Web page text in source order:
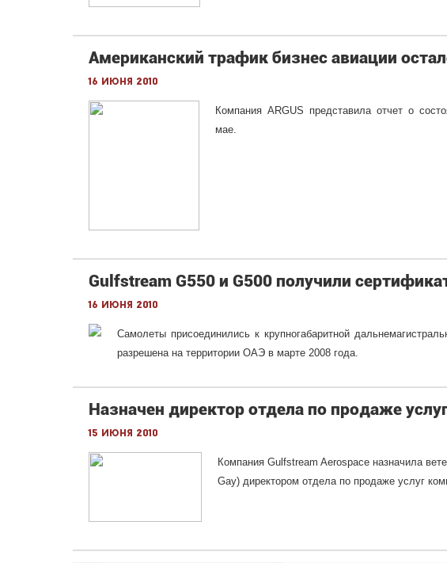
Американский трафик бизнес авиации
16 июня 2010
Компания ARGUS представила отчет о
мае.
Gulfstream G550 и G500 получили
16 июня 2010
Самолеты присоединились к крупногабаритной
разрешена на территории ОАЭ в марте 2008 года.
Назначен директор отдела по продаже
15 июня 2010
Компания Gulfstream Aerospace назначила
Gay) директором отдела по продаже услуг